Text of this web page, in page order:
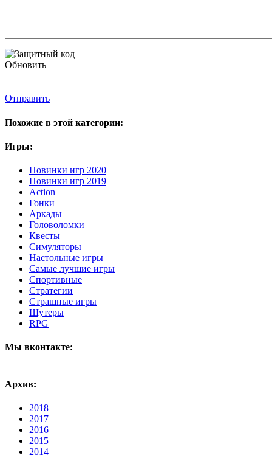
Обновить
Отправить
Похожие в этой категории:
Игры:
Новинки игр 2020
Новинки игр 2019
Action
Гонки
Аркады
Головоломки
Квесты
Симуляторы
Настольные игры
Самые лучшие игры
Спортивные
Стратегии
Страшные игры
Шутеры
RPG
Мы вконтакте:
Архив:
2018
2017
2016
2015
2014